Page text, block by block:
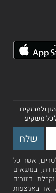
ולמבזקים
לכל משקיע
אשר כל
בנושאים
דיוורים
או באמצעות